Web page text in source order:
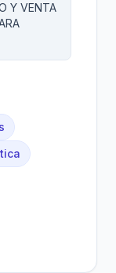
Y VENTA